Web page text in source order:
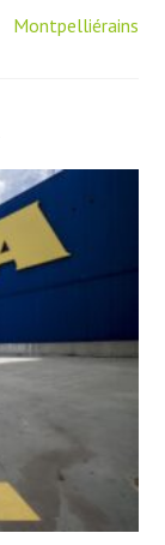
Montpelliérains